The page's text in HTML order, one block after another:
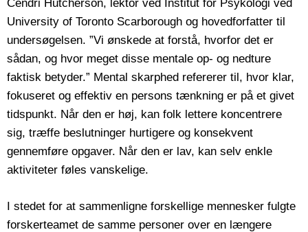
Cendri Hutcherson, lektor ved Institut for Psykologi ved
University of Toronto Scarborough og hovedforfatter til
undersøgelsen. ”Vi ønskede at forstå, hvorfor det er
sådan, og hvor meget disse mentale op- og nedture
faktisk betyder.” Mental skarphed refererer til, hvor klar,
fokuseret og effektiv en persons tænkning er på et givet
tidspunkt. Når den er høj, kan folk lettere koncentrere
sig, træffe beslutninger hurtigere og konsekvent
gennemføre opgaver. Når den er lav, kan selv enkle
aktiviteter føles vanskelige.
I stedet for at sammenligne forskellige mennesker fulgte
forskerteamet de samme personer over en længere